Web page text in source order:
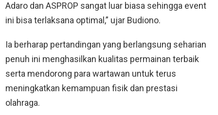
Adaro dan ASPROP sangat luar biasa sehingga event
ini bisa terlaksana optimal,” ujar Budiono.
Ia berharap pertandingan yang berlangsung seharian
penuh ini menghasilkan kualitas permainan terbaik
serta mendorong para wartawan untuk terus
meningkatkan kemampuan fisik dan prestasi
olahraga.